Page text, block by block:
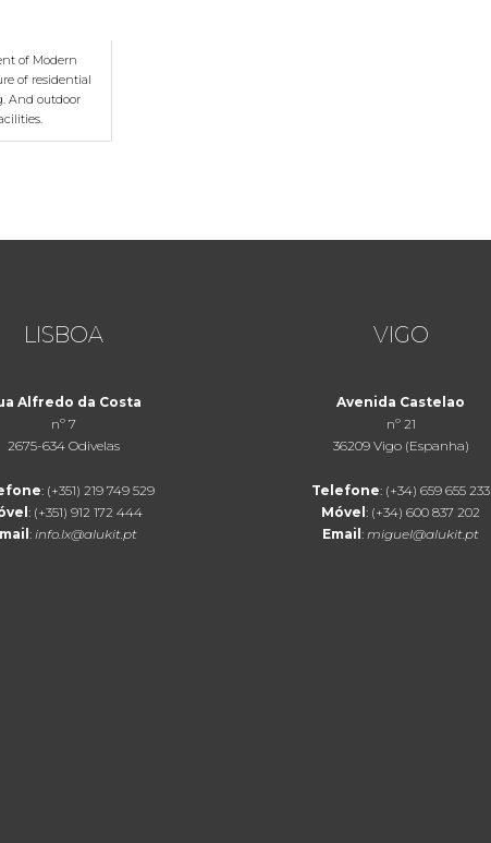
of Modern
of residential
And outdoor
LISBOA
Alfredo da Costa
nº 7
2675-634 Odivelas
: (+351) 219 749 529
: (+351) 912 172 444
:info.lx@alukit.pt
VIGO
Avenida Castelao
nº 21
36209 Vigo (Espanha)
Telefone: (+34) 659 655 233
Móvel : (+34) 600 837 202
Email : miguel@alukit.pt